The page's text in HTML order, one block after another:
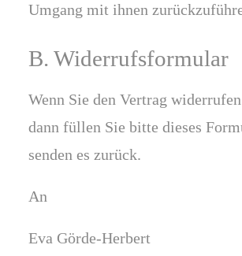
Umgang mit ihnen
B. Widerrufsformular
Wenn Sie den Vertrag
dann füllen Sie bitte dieses
senden es zurück.
An
Eva Görde-Herbert